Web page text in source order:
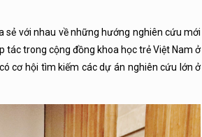
sẻ với nhau về những hướng nghiên cứu mới
tác trong cộng đồng khoa học trẻ Việt Nam ở
cơ hội tìm kiếm các dự án nghiên cứu lớn ở